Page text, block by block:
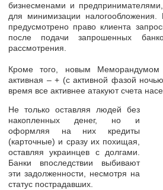
бизнесменами и
для минимизации
предусмотрено право клиента
после подачи запрошенных
рассмотрения.
Кроме того, новым Меморандумом
активная –+ (с активной фазой
время все активнее атакуют счета
Не только оставляя людей без
накопленных денег, но и
оформляя на них кредиты
(карточные) и сразу их похищая,
оставляя украинцев с долгами.
Банки впоследствии выбивают
эти задолженности, несмотря на
статус пострадавших.